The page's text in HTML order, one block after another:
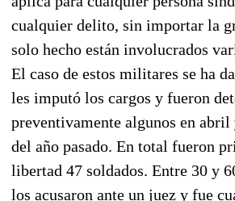
cualquier delito, sin importar la
solo hecho están involucrados
El caso de estos militares se ha
les imputó los cargos y fueron
preventivamente algunos en
del año pasado. En total fueron
libertad 47 soldados. Entre 30 y
los acusaron ante un juez y fue